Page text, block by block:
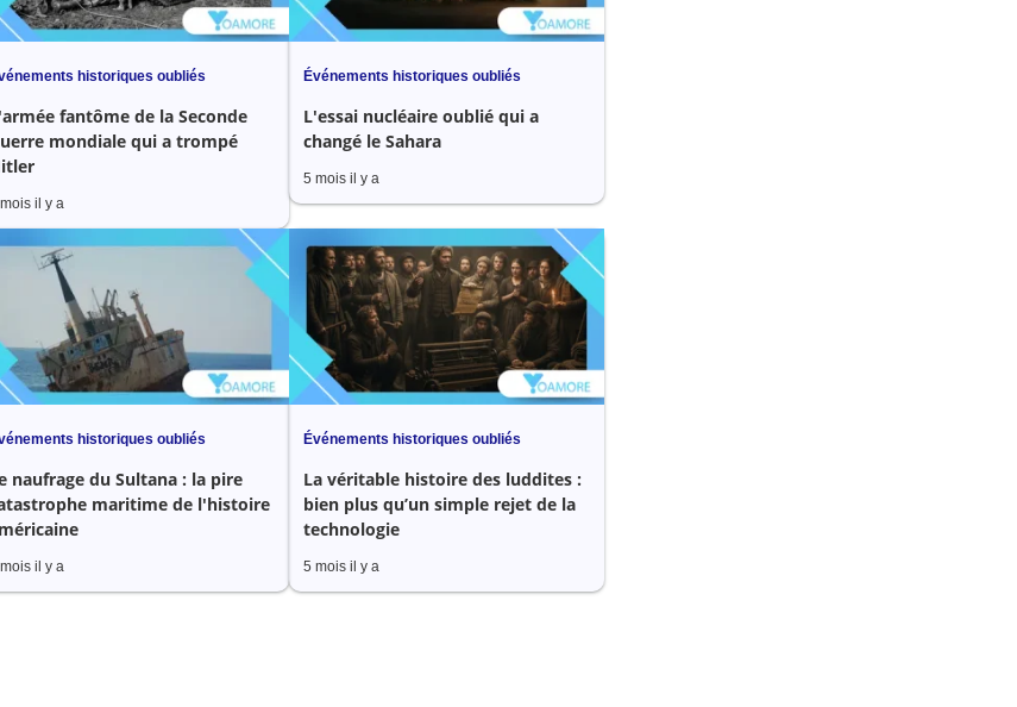
historiques oubliés
fantôme de la Seconde
mondiale qui a trompé
il y a
Événements historiques oubliés
L'essai nucléaire oublié qui a
changé le Sahara
5 mois il y a
historiques oubliés
naufrage du Sultana : la pire
maritime de l'histoire
il y a
Événements historiques oubliés
La véritable histoire des luddites :
bien plus qu’un simple rejet de la
technologie
5 mois il y a